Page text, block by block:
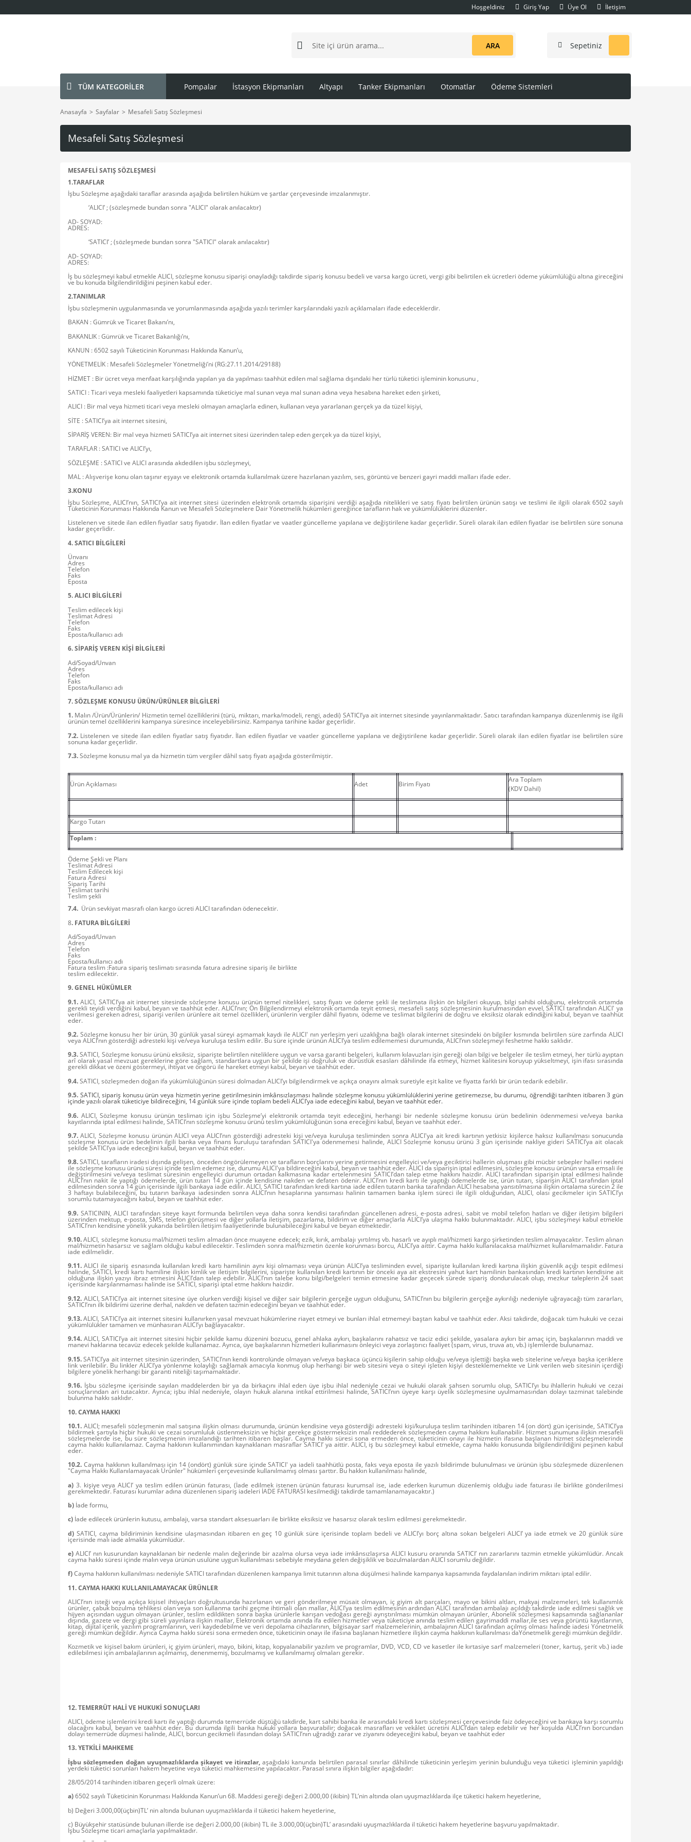
Hoşgeldiniz Giriş Yap Üye Ol İletişim
ARA Sepetiniz
TÜM KATEGORİLER Pompalar İstasyon Ekipmanları Altyapı Tanker Ekipmanları Otomatlar Ödeme Sistemleri
Anasayfa Sayfalar Mesafeli Satış Sözleşmesi
Mesafeli Satış Sözleşmesi
MESAFELİ SATIŞ SÖZLEŞMESİ
1.TARAFLAR
İşbu Sözleşme aşağıdaki taraflar arasında aşağıda belirtilen hüküm ve şartlar çerçevesinde imzalanmıştır.
‘ALICI’ ; (sözleşmede bundan sonra "ALICI" olarak anılacaktır)
AD- SOYAD:
ADRES:
‘SATICI’ ; (sözleşmede bundan sonra "SATICI" olarak anılacaktır)
AD- SOYAD:
ADRES:
İş bu sözleşmeyi kabul etmekle ALICI, sözleşme konusu siparişi onayladığı takdirde sipariş konusu bedeli ve varsa kargo ücreti, vergi gibi belirtilen ek ücretleri ödeme yükümlülüğü altına gireceğini
ve bu konuda bilgilendirildiğini peşinen kabul eder.
2.TANIMLAR
İşbu sözleşmenin uygulanmasında ve yorumlanmasında aşağıda yazılı terimler karşılarındaki yazılı açıklamaları ifade edeceklerdir.
BAKAN : Gümrük ve Ticaret Bakanı’nı,
BAKANLIK : Gümrük ve Ticaret Bakanlığı’nı,
KANUN : 6502 sayılı Tüketicinin Korunması Hakkında Kanun’u,
YÖNETMELİK : Mesafeli Sözleşmeler Yönetmeliği’ni (RG:27.11.2014/29188)
HİZMET : Bir ücret veya menfaat karşılığında yapılan ya da yapılması taahhüt edilen mal sağlama dışındaki her türlü tüketici işleminin konusunu ,
SATICI : Ticari veya mesleki faaliyetleri kapsamında tüketiciye mal sunan veya mal sunan adına veya hesabına hareket eden şirketi,
ALICI : Bir mal veya hizmeti ticari veya mesleki olmayan amaçlarla edinen, kullanan veya yararlanan gerçek ya da tüzel kişiyi,
SİTE : SATICI’ya ait internet sitesini,
SİPARİŞ VEREN: Bir mal veya hizmeti SATICI’ya ait internet sitesi üzerinden talep eden gerçek ya da tüzel kişiyi,
TARAFLAR : SATICI ve ALICI’yı,
SÖZLEŞME : SATICI ve ALICI arasında akdedilen işbu sözleşmeyi,
MAL : Alışverişe konu olan taşınır eşyayı ve elektronik ortamda kullanılmak üzere hazırlanan yazılım, ses, görüntü ve benzeri gayri maddi malları ifade eder.
3.KONU
İşbu Sözleşme, ALICI’nın, SATICI’ya ait internet sitesi üzerinden elektronik ortamda siparişini verdiği aşağıda nitelikleri ve satış fiyatı belirtilen ürünün satışı ve teslimi ile ilgili olarak 6502 sayılı
Tüketicinin Korunması Hakkında Kanun ve Mesafeli Sözleşmelere Dair Yönetmelik hükümleri gereğince tarafların hak ve yükümlülüklerini düzenler.
Listelenen ve sitede ilan edilen fiyatlar satış fiyatıdır. İlan edilen fiyatlar ve vaatler güncelleme yapılana ve değiştirilene kadar geçerlidir. Süreli olarak ilan edilen fiyatlar ise belirtilen süre sonuna
kadar geçerlidir.
4. SATICI BİLGİLERİ
Ünvanı
Adres
Telefon
Faks
Eposta
5. ALICI BİLGİLERİ
Teslim edilecek kişi
Teslimat Adresi
Telefon
Faks
Eposta/kullanıcı adı
6. SİPARİŞ VEREN KİŞİ BİLGİLERİ
Ad/Soyad/Unvan
Adres
Telefon
Faks
Eposta/kullanıcı adı
7. SÖZLEŞME KONUSU ÜRÜN/ÜRÜNLER BİLGİLERİ
1. Malın /Ürün/Ürünlerin/ Hizmetin temel özelliklerini (türü, miktarı, marka/modeli, rengi, adedi) SATICI’ya ait internet sitesinde yayınlanmaktadır. Satıcı tarafından kampanya düzenlenmiş ise ilgili
ürünün temel özelliklerini kampanya süresince inceleyebilirsiniz. Kampanya tarihine kadar geçerlidir.
7.2. Listelenen ve sitede ilan edilen fiyatlar satış fiyatıdır. İlan edilen fiyatlar ve vaatler güncelleme yapılana ve değiştirilene kadar geçerlidir. Süreli olarak ilan edilen fiyatlar ise belirtilen süre
sonuna kadar geçerlidir.
7.3.Sözleşme konusu mal ya da hizmetin tüm vergiler dâhil satış fiyatı aşağıda gösterilmiştir.
Ürün Açıklaması Adet Birim Fiyatı
Ara Toplam
(KDV Dahil)
Kargo Tutarı
Toplam :
Ödeme Şekli ve Planı
Teslimat Adresi
Teslim Edilecek kişi
Fatura Adresi
Sipariş Tarihi
Teslimat tarihi
Teslim şekli
7.4. Ürün sevkiyat masrafı olan kargo ücreti ALICI tarafından ödenecektir.
8. FATURA BİLGİLERİ
Ad/Soyad/Unvan
Adres
Telefon
Faks
Eposta/kullanıcı adı
Fatura teslim :Fatura sipariş teslimatı sırasında fatura adresine sipariş ile birlikte
teslim edilecektir.
9. GENEL HÜKÜMLER
9.1. ALICI, SATICI’ya ait internet sitesinde sözleşme konusu ürünün temel nitelikleri, satış fiyatı ve ödeme şekli ile teslimata ilişkin ön bilgileri okuyup, bilgi sahibi olduğunu, elektronik ortamda
gerekli teyidi verdiğini kabul, beyan ve taahhüt eder. ALICI’nın; Ön Bilgilendirmeyi elektronik ortamda teyit etmesi, mesafeli satış sözleşmesinin kurulmasından evvel, SATICI tarafından ALICI' ya
verilmesi gereken adresi, siparişi verilen ürünlere ait temel özellikleri, ürünlerin vergiler dâhil fiyatını, ödeme ve teslimat bilgilerini de doğru ve eksiksiz olarak edindiğini kabul, beyan ve taahhüt
eder.
9.2. Sözleşme konusu her bir ürün, 30 günlük yasal süreyi aşmamak kaydı ile ALICI' nın yerleşim yeri uzaklığına bağlı olarak internet sitesindeki ön bilgiler kısmında belirtilen süre zarfında ALICI
veya ALICI’nın gösterdiği adresteki kişi ve/veya kuruluşa teslim edilir. Bu süre içinde ürünün ALICI’ya teslim edilememesi durumunda, ALICI’nın sözleşmeyi feshetme hakkı saklıdır.
9.3.SATICI, Sözleşme konusu ürünü eksiksiz, siparişte belirtilen niteliklere uygun ve varsa garanti belgeleri, kullanım kılavuzları işin gereği olan bilgi ve belgeler ile teslim etmeyi, her türlü ayıptan
arî olarak yasal mevzuat gereklerine göre sağlam, standartlara uygun bir şekilde işi doğruluk ve dürüstlük esasları dâhilinde ifa etmeyi, hizmet kalitesini koruyup yükseltmeyi, işin ifası sırasında
gerekli dikkat ve özeni göstermeyi, ihtiyat ve öngörü ile hareket etmeyi kabul, beyan ve taahhüt eder.
9.4.SATICI, sözleşmeden doğan ifa yükümlülüğünün süresi dolmadan ALICI’yı bilgilendirmek ve açıkça onayını almak suretiyle eşit kalite ve fiyatta farklı bir ürün tedarik edebilir.
9.5. SATICI, sipariş konusu ürün veya hizmetin yerine getirilmesinin imkânsızlaşması halinde sözleşme konusu yükümlülüklerini yerine getiremezse, bu durumu, öğrendiği tarihten itibaren 3 gün
içinde yazılı olarak tüketiciye bildireceğini, 14 günlük süre içinde toplam bedeli ALICI’ya iade edeceğini kabul, beyan ve taahhüt eder.
9.6. ALICI, Sözleşme konusu ürünün teslimatı için işbu Sözleşme’yi elektronik ortamda teyit edeceğini, herhangi bir nedenle sözleşme konusu ürün bedelinin ödenmemesi ve/veya banka
kayıtlarında iptal edilmesi halinde, SATICI’nın sözleşme konusu ürünü teslim yükümlülüğünün sona ereceğini kabul, beyan ve taahhüt eder.
9.7. ALICI, Sözleşme konusu ürünün ALICI veya ALICI’nın gösterdiği adresteki kişi ve/veya kuruluşa tesliminden sonra ALICI'ya ait kredi kartının yetkisiz kişilerce haksız kullanılması sonucunda
sözleşme konusu ürün bedelinin ilgili banka veya finans kuruluşu tarafından SATICI'ya ödenmemesi halinde, ALICI Sözleşme konusu ürünü 3 gün içerisinde nakliye gideri SATICI’ya ait olacak
şekilde SATICI’ya iade edeceğini kabul, beyan ve taahhüt eder.
9.8.SATICI, tarafların iradesi dışında gelişen, önceden öngörülemeyen ve tarafların borçlarını yerine getirmesini engelleyici ve/veya geciktirici hallerin oluşması gibi mücbir sebepler halleri nedeni
ile sözleşme konusu ürünü süresi içinde teslim edemez ise, durumu ALICI'ya bildireceğini kabul, beyan ve taahhüt eder. ALICI da siparişin iptal edilmesini, sözleşme konusu ürünün varsa emsali ile
değiştirilmesini ve/veya teslimat süresinin engelleyici durumun ortadan kalkmasına kadar ertelenmesini SATICI’dan talep etme hakkını haizdir. ALICI tarafından siparişin iptal edilmesi halinde
ALICI’nın nakit ile yaptığı ödemelerde, ürün tutarı 14 gün içinde kendisine nakden ve defaten ödenir. ALICI’nın kredi kartı ile yaptığı ödemelerde ise, ürün tutarı, siparişin ALICI tarafından iptal
edilmesinden sonra 14 gün içerisinde ilgili bankaya iade edilir. ALICI, SATICI tarafından kredi kartına iade edilen tutarın banka tarafından ALICI hesabına yansıtılmasına ilişkin ortalama sürecin 2 ile
3 haftayı bulabileceğini, bu tutarın bankaya iadesinden sonra ALICI’nın hesaplarına yansıması halinin tamamen banka işlem süreci ile ilgili olduğundan, ALICI, olası gecikmeler için SATICI’yı
sorumlu tutamayacağını kabul, beyan ve taahhüt eder.
9.9. SATICININ, ALICI tarafından siteye kayıt formunda belirtilen veya daha sonra kendisi tarafından güncellenen adresi, e-posta adresi, sabit ve mobil telefon hatları ve diğer iletişim bilgileri
üzerinden mektup, e-posta, SMS, telefon görüşmesi ve diğer yollarla iletişim, pazarlama, bildirim ve diğer amaçlarla ALICI’ya ulaşma hakkı bulunmaktadır. ALICI, işbu sözleşmeyi kabul etmekle
SATICI’nın kendisine yönelik yukarıda belirtilen iletişim faaliyetlerinde bulunabileceğini kabul ve beyan etmektedir.
9.10.ALICI, sözleşme konusu mal/hizmeti teslim almadan önce muayene edecek; ezik, kırık, ambalajı yırtılmış vb. hasarlı ve ayıplı mal/hizmeti kargo şirketinden teslim almayacaktır. Teslim alınan
mal/hizmetin hasarsız ve sağlam olduğu kabul edilecektir. Teslimden sonra mal/hizmetin özenle korunması borcu, ALICI’ya aittir. Cayma hakkı kullanılacaksa mal/hizmet kullanılmamalıdır. Fatura
iade edilmelidir.
9.11. ALICI ile sipariş esnasında kullanılan kredi kartı hamilinin aynı kişi olmaması veya ürünün ALICI’ya tesliminden evvel, siparişte kullanılan kredi kartına ilişkin güvenlik açığı tespit edilmesi
halinde, SATICI, kredi kartı hamiline ilişkin kimlik ve iletişim bilgilerini, siparişte kullanılan kredi kartının bir önceki aya ait ekstresini yahut kart hamilinin bankasından kredi kartının kendisine ait
olduğuna ilişkin yazıyı ibraz etmesini ALICI’dan talep edebilir. ALICI’nın talebe konu bilgi/belgeleri temin etmesine kadar geçecek sürede sipariş dondurulacak olup, mezkur taleplerin 24 saat
içerisinde karşılanmaması halinde ise SATICI, siparişi iptal etme hakkını haizdir.
9.12. ALICI, SATICI’ya ait internet sitesine üye olurken verdiği kişisel ve diğer sair bilgilerin gerçeğe uygun olduğunu, SATICI’nın bu bilgilerin gerçeğe aykırılığı nedeniyle uğrayacağı tüm zararları,
SATICI’nın ilk bildirimi üzerine derhal, nakden ve defaten tazmin edeceğini beyan ve taahhüt eder.
9.13.ALICI, SATICI’ya ait internet sitesini kullanırken yasal mevzuat hükümlerine riayet etmeyi ve bunları ihlal etmemeyi baştan kabul ve taahhüt eder. Aksi takdirde, doğacak tüm hukuki ve cezai
yükümlülükler tamamen ve münhasıran ALICI’yı bağlayacaktır.
9.14. ALICI, SATICI’ya ait internet sitesini hiçbir şekilde kamu düzenini bozucu, genel ahlaka aykırı, başkalarını rahatsız ve taciz edici şekilde, yasalara aykırı bir amaç için, başkalarının maddi ve
manevi haklarına tecavüz edecek şekilde kullanamaz. Ayrıca, üye başkalarının hizmetleri kullanmasını önleyici veya zorlaştırıcı faaliyet (spam, virus, truva atı, vb.) işlemlerde bulunamaz.
9.15.SATICI’ya ait internet sitesinin üzerinden, SATICI’nın kendi kontrolünde olmayan ve/veya başkaca üçüncü kişilerin sahip olduğu ve/veya işlettiği başka web sitelerine ve/veya başka içeriklere
link verilebilir. Bu linkler ALICI’ya yönlenme kolaylığı sağlamak amacıyla konmuş olup herhangi bir web sitesini veya o siteyi işleten kişiyi desteklememekte ve Link verilen web sitesinin içerdiği
bilgilere yönelik herhangi bir garanti niteliği taşımamaktadır.
9.16. İşbu sözleşme içerisinde sayılan maddelerden bir ya da birkaçını ihlal eden üye işbu ihlal nedeniyle cezai ve hukuki olarak şahsen sorumlu olup, SATICI’yı bu ihlallerin hukuki ve cezai
sonuçlarından ari tutacaktır. Ayrıca; işbu ihlal nedeniyle, olayın hukuk alanına intikal ettirilmesi halinde, SATICI’nın üyeye karşı üyelik sözleşmesine uyulmamasından dolayı tazminat talebinde
bulunma hakkı saklıdır.
10. CAYMA HAKKI
10.1. ALICI; mesafeli sözleşmenin mal satışına ilişkin olması durumunda, ürünün kendisine veya gösterdiği adresteki kişi/kuruluşa teslim tarihinden itibaren 14 (on dört) gün içerisinde, SATICI’ya
bildirmek şartıyla hiçbir hukuki ve cezai sorumluluk üstlenmeksizin ve hiçbir gerekçe göstermeksizin malı reddederek sözleşmeden cayma hakkını kullanabilir. Hizmet sunumuna ilişkin mesafeli
sözleşmelerde ise, bu süre sözleşmenin imzalandığı tarihten itibaren başlar. Cayma hakkı süresi sona ermeden önce, tüketicinin onayı ile hizmetin ifasına başlanan hizmet sözleşmelerinde
cayma hakkı kullanılamaz. Cayma hakkının kullanımından kaynaklanan masraflar SATICI’ ya aittir. ALICI, iş bu sözleşmeyi kabul etmekle, cayma hakkı konusunda bilgilendirildiğini peşinen kabul
eder.
10.2. Cayma hakkının kullanılması için 14 (ondört) günlük süre içinde SATICI' ya iadeli taahhütlü posta, faks veya eposta ile yazılı bildirimde bulunulması ve ürünün işbu sözleşmede düzenlenen
"Cayma Hakkı Kullanılamayacak Ürünler" hükümleri çerçevesinde kullanılmamış olması şarttır. Bu hakkın kullanılması halinde,
a) 3. kişiye veya ALICI’ ya teslim edilen ürünün faturası, (İade edilmek istenen ürünün faturası kurumsal ise, iade ederken kurumun düzenlemiş olduğu iade faturası ile birlikte gönderilmesi
gerekmektedir. Faturası kurumlar adına düzenlenen sipariş iadeleri İADE FATURASI kesilmediği takdirde tamamlanamayacaktır.)
b) İade formu,
c) İade edilecek ürünlerin kutusu, ambalajı, varsa standart aksesuarları ile birlikte eksiksiz ve hasarsız olarak teslim edilmesi gerekmektedir.
d) SATICI, cayma bildiriminin kendisine ulaşmasından itibaren en geç 10 günlük süre içerisinde toplam bedeli ve ALICI’yı borç altına sokan belgeleri ALICI’ ya iade etmek ve 20 günlük süre
içerisinde malı iade almakla yükümlüdür.
e) ALICI’ nın kusurundan kaynaklanan bir nedenle malın değerinde bir azalma olursa veya iade imkânsızlaşırsa ALICI kusuru oranında SATICI’ nın zararlarını tazmin etmekle yükümlüdür. Ancak
cayma hakkı süresi içinde malın veya ürünün usulüne uygun kullanılması sebebiyle meydana gelen değişiklik ve bozulmalardan ALICI sorumlu değildir.
f)Cayma hakkının kullanılması nedeniyle SATICI tarafından düzenlenen kampanya limit tutarının altına düşülmesi halinde kampanya kapsamında faydalanılan indirim miktarı iptal edilir.
11. CAYMA HAKKI KULLANILAMAYACAK ÜRÜNLER
ALICI’nın isteği veya açıkça kişisel ihtiyaçları doğrultusunda hazırlanan ve geri gönderilmeye müsait olmayan, iç giyim alt parçaları, mayo ve bikini altları, makyaj malzemeleri, tek kullanımlık
ürünler, çabuk bozulma tehlikesi olan veya son kullanma tarihi geçme ihtimali olan mallar, ALICI’ya teslim edilmesinin ardından ALICI tarafından ambalajı açıldığı takdirde iade edilmesi sağlık ve
hijyen açısından uygun olmayan ürünler, teslim edildikten sonra başka ürünlerle karışan vedoğası gereği ayrıştırılması mümkün olmayan ürünler, Abonelik sözleşmesi kapsamında sağlananlar
dışında, gazete ve dergi gibi süreli yayınlara ilişkin mallar, Elektronik ortamda anında ifa edilen hizmetler veya tüketiciye anında teslim edilen gayrimaddi mallar,ile ses veya görüntü kayıtlarının,
kitap, dijital içerik, yazılım programlarının, veri kaydedebilme ve veri depolama cihazlarının, bilgisayar sarf malzemelerinin, ambalajının ALICI tarafından açılmış olması halinde iadesi Yönetmelik
gereği mümkün değildir. Ayrıca Cayma hakkı süresi sona ermeden önce, tüketicinin onayı ile ifasına başlanan hizmetlere ilişkin cayma hakkının kullanılması daYönetmelik gereği mümkün değildir.
Kozmetik ve kişisel bakım ürünleri, iç giyim ürünleri, mayo, bikini, kitap, kopyalanabilir yazılım ve programlar, DVD, VCD, CD ve kasetler ile kırtasiye sarf malzemeleri (toner, kartuş, şerit vb.) iade
edilebilmesi için ambalajlarının açılmamış, denenmemiş, bozulmamış ve kullanılmamış olmaları gerekir.
12. TEMERRÜT HALİ VE HUKUKİ SONUÇLARI
ALICI, ödeme işlemlerini kredi kartı ile yaptığı durumda temerrüde düştüğü takdirde, kart sahibi banka ile arasındaki kredi kartı sözleşmesi çerçevesinde faiz ödeyeceğini ve bankaya karşı sorumlu
olacağını kabul, beyan ve taahhüt eder. Bu durumda ilgili banka hukuki yollara başvurabilir; doğacak masrafları ve vekâlet ücretini ALICI’dan talep edebilir ve her koşulda ALICI’nın borcundan
dolayı temerrüde düşmesi halinde, ALICI, borcun gecikmeli ifasından dolayı SATICI’nın uğradığı zarar ve ziyanını ödeyeceğini kabul, beyan ve taahhüt eder
13. YETKİLİ MAHKEME
İşbu sözleşmeden doğan uyuşmazlıklarda şikayet ve itirazlar,aşağıdaki kanunda belirtilen parasal sınırlar dâhilinde tüketicinin yerleşim yerinin bulunduğu veya tüketici işleminin yapıldığı
yerdeki tüketici sorunları hakem heyetine veya tüketici mahkemesine yapılacaktır. Parasal sınıra ilişkin bilgiler aşağıdadır:
28/05/2014 tarihinden itibaren geçerli olmak üzere:
a)6502 sayılı Tüketicinin Korunması Hakkında Kanun’un 68. Maddesi gereği değeri 2.000,00 (ikibin) TL’nin altında olan uyuşmazlıklarda ilçe tüketici hakem heyetlerine,
b) Değeri 3.000,00(üçbin)TL’ nin altında bulunan uyuşmazlıklarda il tüketici hakem heyetlerine,
c) Büyükşehir statüsünde bulunan illerde ise değeri 2.000,00 (ikibin) TL ile 3.000,00(üçbin)TL’ arasındaki uyuşmazlıklarda il tüketici hakem heyetlerine başvuru yapılmaktadır.
İşbu Sözleşme ticari amaçlarla yapılmaktadır.